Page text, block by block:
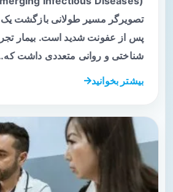
تصویرگر مسیر طولانی بازگشت یک
پس از عفونت شدید است. بیمار
شناختی و روانی متعددی داشت
بیشتر بخوانید